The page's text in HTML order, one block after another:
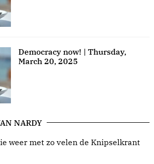
Democracy now! | Thursday,
March 20, 2025
NARDY
weer met zo velen de Knipselkrant